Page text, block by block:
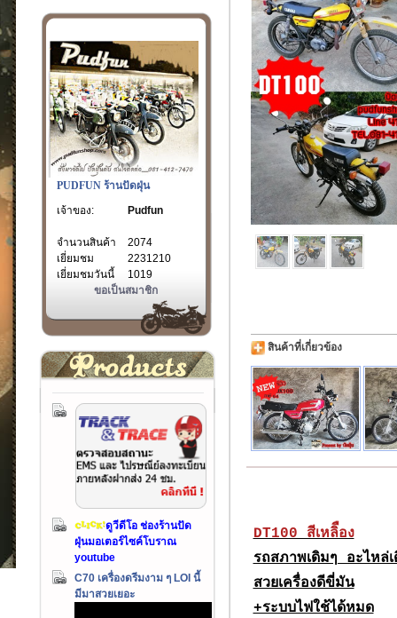
PUDFUN ร้านปัดฝุ่น
เจ้าของ:
Pudfun
จำนวนสินค้า
2074
เยี่ยมชม
2231210
เยี่ยมชมวันนี้
1019
ขอเป็นสมาชิก
ดูวีดีโอ ช่องร้านปัด
ฝุ่นมอเตอร์ไซค์โบราณ
youtube
C70 เครื่องดรีมงาม ๆ LOI นี้
มีมาสวยเยอะ
สินค้าที่เกี่ยวข้อง
DT100 สีเหลิือง
รถสภาพเดิมๆ อะไหล่เ
สวยเครื่องดีขี่มัน
+ระบบไฟใช้ได้หมด